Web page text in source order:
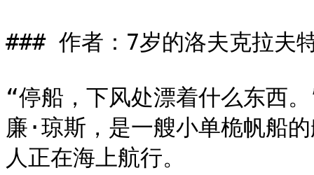
### 作者：7岁的洛夫克拉夫
“停船，下风处漂着什么东西
廉·琼斯，是一艘小单桅帆船
人正在海上航行。